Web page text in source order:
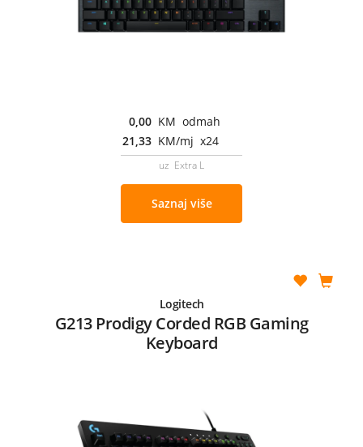
0,00 KM odmah
21,33 KM/mj x24
uz Extra L
Saznaj više
Logitech
G213 Prodigy Corded RGB Gaming
Keyboard